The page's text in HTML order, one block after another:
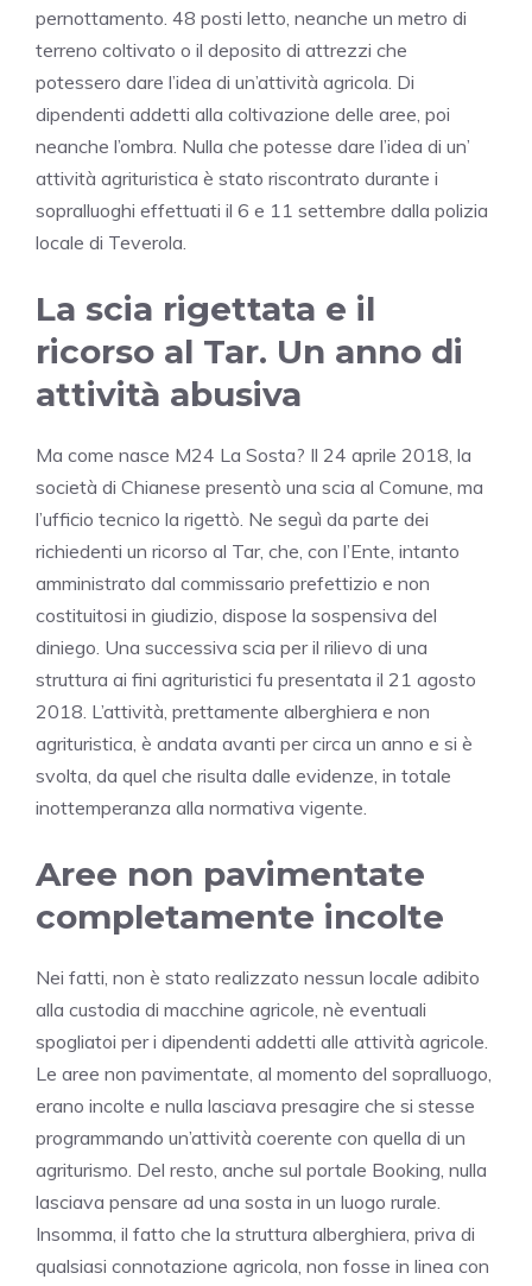
pernottamento. 48 posti letto, neanche un metro di
terreno coltivato o il deposito di attrezzi che
potessero dare l’idea di un’attività agricola. Di
dipendenti addetti alla coltivazione delle aree, poi
neanche l’ombra. Nulla che potesse dare l’idea di un’
attività agrituristica è stato riscontrato durante i
sopralluoghi effettuati il 6 e 11 settembre dalla polizia
locale di Teverola.
La scia rigettata e il
ricorso al Tar. Un anno di
attività abusiva
Ma come nasce M24 La Sosta? Il 24 aprile 2018, la
società di Chianese presentò una scia al Comune, ma
l’ufficio tecnico la rigettò. Ne seguì da parte dei
richiedenti un ricorso al Tar, che, con l’Ente, intanto
amministrato dal commissario prefettizio e non
costituitosi in giudizio, dispose la sospensiva del
diniego. Una successiva scia per il rilievo di una
struttura ai fini agrituristici fu presentata il 21 agosto
2018. L’attività, prettamente alberghiera e non
agrituristica, è andata avanti per circa un anno e si è
svolta, da quel che risulta dalle evidenze, in totale
inottemperanza alla normativa vigente.
Aree non pavimentate
completamente incolte
Nei fatti, non è stato realizzato nessun locale adibito
alla custodia di macchine agricole, nè eventuali
spogliatoi per i dipendenti addetti alle attività agricole.
Le aree non pavimentate, al momento del sopralluogo,
erano incolte e nulla lasciava presagire che si stesse
programmando un’attività coerente con quella di un
agriturismo. Del resto, anche sul portale Booking, nulla
lasciava pensare ad una sosta in un luogo rurale.
Insomma, il fatto che la struttura alberghiera, priva di
qualsiasi connotazione agricola, non fosse in linea con